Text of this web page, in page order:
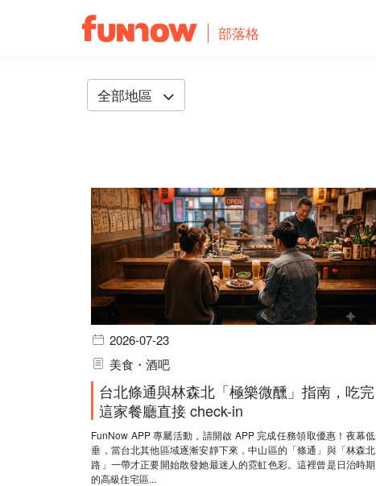
部落格
全部地區
2026-07-23
美食・酒吧
台北條通與林森北「極樂微醺」指南，吃完
這家餐廳直接 check-in
FunNow APP 專屬活動，請開啟 APP 完成任務領取優惠！夜幕低
垂，當台北其他區域逐漸安靜下來，中山區的「條通」與「林森北
路」一帶才正要開始散發她最迷人的霓虹色彩。這裡曾是日治時期
的高級住宅區...